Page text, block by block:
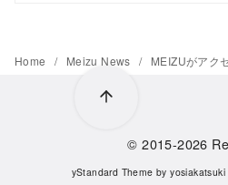
Home Meizu News MEIZUがアクセ
© 2015-2026
yStandard Theme byyosiakatsuki